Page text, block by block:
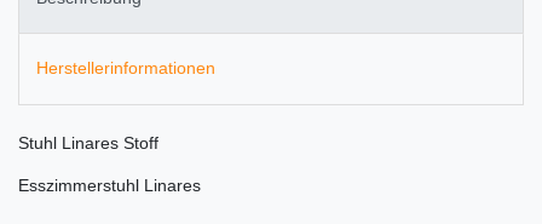
Herstellerinformationen
Stuhl Linares Stoff
Esszimmerstuhl Linares